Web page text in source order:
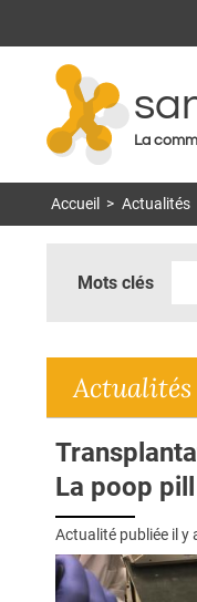
La
Accueil > Actualités
Mots clés
Actualités
La poop
Actualité publiée il y